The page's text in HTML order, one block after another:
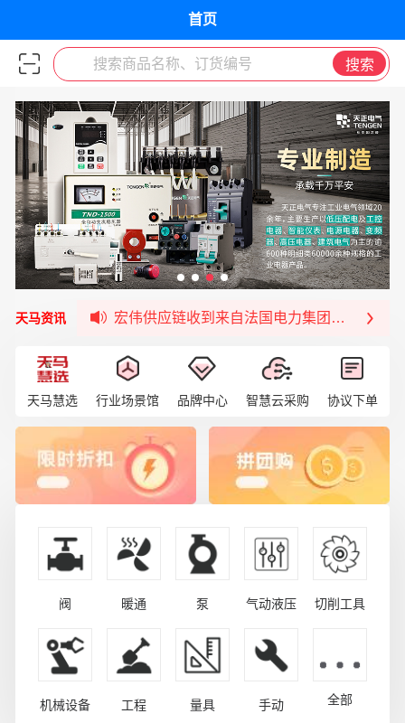
首页
搜索商品名称、订货编号 搜索
天马资讯
签约喜讯 | 宏伟与中铝集团成功签约！
福清核电—WD-40产品交流会圆满结束
宏伟天马与网易严选达成品牌合作
宏伟供应链收到来自法国电力集团感谢信
天马慧选 行业场景馆 品牌中心 智慧云采购 协议下单
阀 暖通 泵 气动液压 切削工具
机械设备 工程 量具 手动 全部